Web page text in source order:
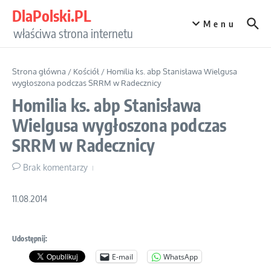
DlaPolski.PL
właściwa strona internetu
Menu
Strona główna / Kościół / Homilia ks. abp Stanisława Wielgusa
wygłoszona podczas SRRM w Radecznicy
Homilia ks. abp Stanisława
Wielgusa wygłoszona podczas
SRRM w Radecznicy
Brak komentarzy
11.08.2014
Udostępnij:
E-mail WhatsApp